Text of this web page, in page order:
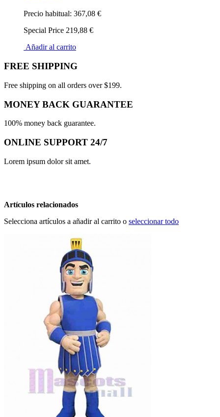
Precio habitual: 367,08 €
Special Price 219,88 €
Añadir al carrito
FREE SHIPPING
Free shipping on all orders over $199.
MONEY BACK GUARANTEE
100% money back guarantee.
ONLINE SUPPORT 24/7
Lorem ipsum dolor sit amet.
Artículos relacionados
Selecciona artículos a añadir al carrito o seleccionar todo